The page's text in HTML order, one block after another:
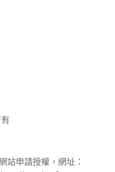
站申請授權，網址：